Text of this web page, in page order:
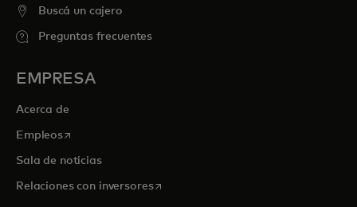
Buscá un cajero
Preguntas frecuentes
EMPRESA
Acerca de
Empleosse abre en una pestaña nueva
Sala de noticias
Relaciones con inversoresse abre en una pestaña nueva